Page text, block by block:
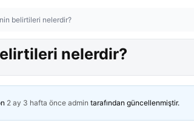
belirtileri nelerdir?
nelerdir?
2 ay 3 hafta önce admin tarafından güncellenmiştir.